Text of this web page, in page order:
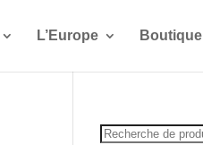
L’Europe Boutique
Recherche